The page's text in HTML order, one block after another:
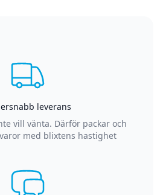
leverans
vill vänta. Därför packar och
med blixtens hastighet